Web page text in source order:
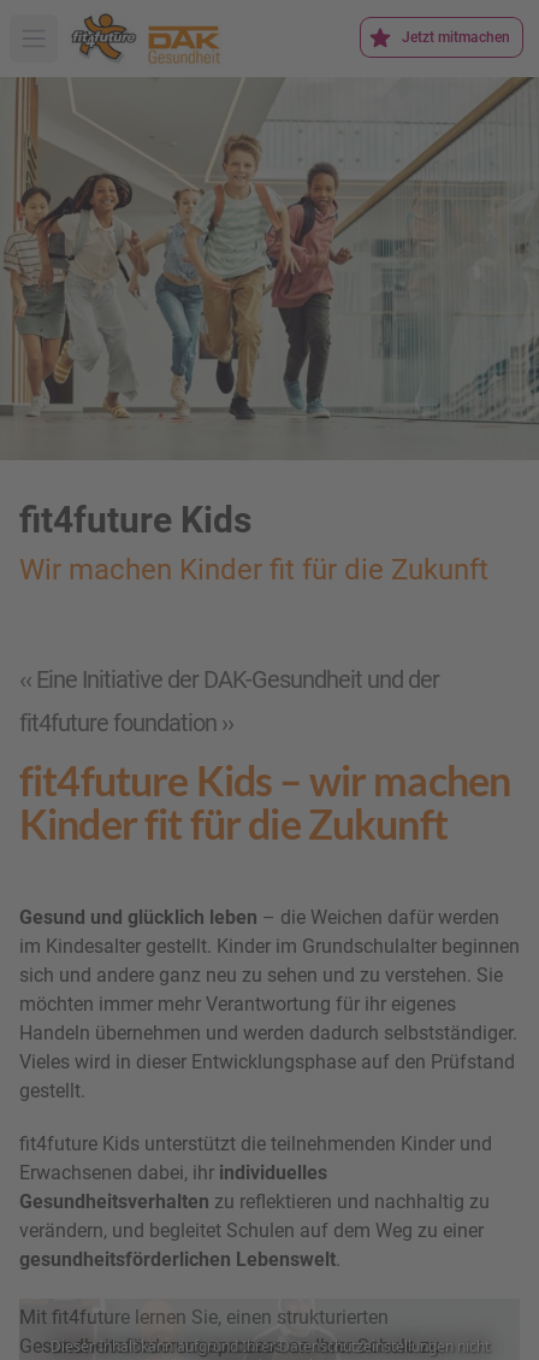
Hauptmenü öffnen
Jetzt mitmachen
fit4future Kids
Wir machen Kinder fit für die Zukunft
‹‹ Eine Initiative der DAK-Gesundheit und der
fit4future foundation ››
fit4future Kids – wir machen
Kinder fit für die Zukunft
Gesund und glücklich leben – die Weichen dafür werden
im Kindesalter gestellt. Kinder im Grundschulalter beginnen
sich und andere ganz neu zu sehen und zu verstehen. Sie
möchten immer mehr Verantwortung für ihr eigenes
Handeln übernehmen und werden dadurch selbstständiger.
Vieles wird in dieser Entwicklungsphase auf den Prüfstand
gestellt.
fit4future Kids unterstützt die teilnehmenden Kinder und
Erwachsenen dabei, ihr individuelles
Gesundheitsverhalten zu reflektieren und nachhaltig zu
verändern, und begleitet Schulen auf dem Weg zu einer
gesundheitsförderlichen Lebenswelt.
Mit fit4future lernen Sie, einen strukturierten
Gesundheitsförderungsprozess an Ihrer Schule zu